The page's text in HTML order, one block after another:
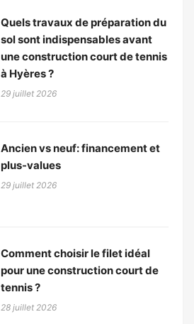
Quels travaux de préparation du
sol sont indispensables avant
une construction court de tennis
à Hyères ?
29 juillet 2026
Ancien vs neuf: financement et
plus-values
29 juillet 2026
Comment choisir le filet idéal
pour une construction court de
tennis ?
28 juillet 2026